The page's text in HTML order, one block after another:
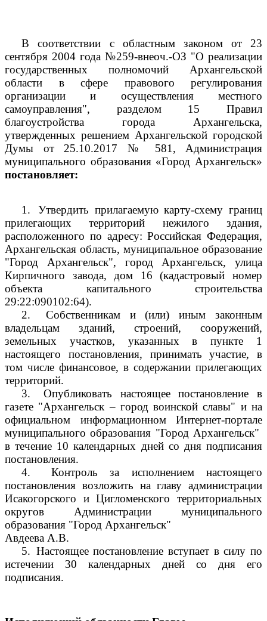
В соответствии с областным законом от 23
сентября 2004 года №259-внеоч.-ОЗ "О реализации
государственных полномочий Архангельской
области в сфере правового регулирования
организации и осуществления местного
самоуправления", разделом 15 Правил
благоустройства города Архангельска,
утвержденных решением Архангельской городской
Думы от 25.10.2017 № 581, Администрация
муниципального образования «Город Архангельск»
постановляет:
1.
Утвердить прилагаемую карту-схему границ
прилегающих территорий нежилого здания,
расположенного по адресу: Российская Федерация,
Архангельская область, муниципальное образование
"Город Архангельск", город Архангельск, улица
Кирпичного завода, дом 16 (кадастровый номер
объекта капитального строительства
29:22:090102:64).
2.
Собственникам и (или) иным законным
владельцам зданий, строений, сооружений,
земельных участков, указанных в пункте 1
настоящего постановления, принимать участие, в
том числе финансовое, в содержании прилегающих
территорий.
3.
Опубликовать настоящее постановление в
газете "Архангельск – город воинской славы" и на
официальном информационном Интернет-портале
муниципального образования "Город Архангельск"
в течение 10 календарных дней со дня подписания
постановления.
4.
Контроль за исполнением настоящего
постановления возложить на главу администрации
Исакогорского и Цигломенского территориальных
округов Администрации муниципального
образования "Город Архангельск"
Авдеева А.В.
5. Настоящее постановление вступает в силу по
истечении 30 календарных дней со дня его
подписания.